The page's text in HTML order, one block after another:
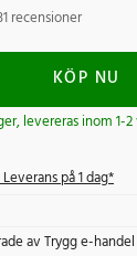
recensioner
KÖP NU
levereras inom 1-
på 1 dag*
av Trygg e-handel